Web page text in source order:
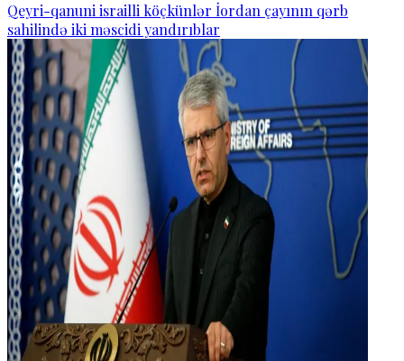
Qeyri-qanuni israilli köçkünlər İordan çayının qərb
sahilində iki məscidi yandırıblar